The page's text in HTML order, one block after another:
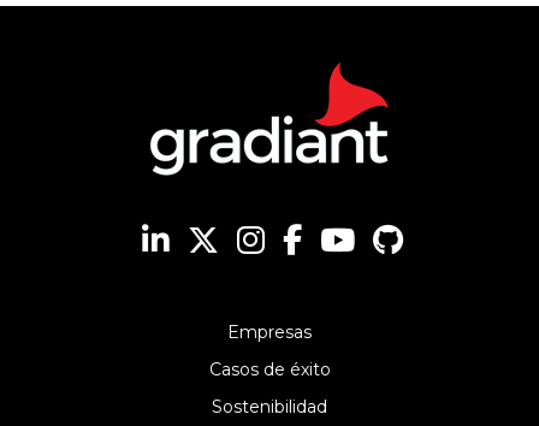
Empresas
Casos de éxito
Sostenibilidad